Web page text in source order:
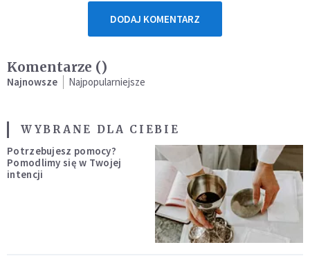
DODAJ KOMENTARZ
Komentarze ()
Najnowsze Najpopularniejsze
WYBRANE DLA CIEBIE
Potrzebujesz pomocy?
Pomodlimy się w Twojej
intencji